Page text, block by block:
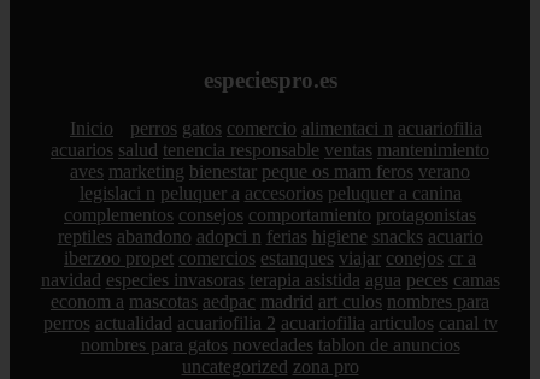
especiespro.es
Inicio perros gatos comercio alimentaci n acuariofilia
acuarios salud tenencia responsable ventas mantenimiento
aves marketing bienestar peque os mam feros verano
legislaci n peluquer a accesorios peluquer a canina
complementos consejos comportamiento protagonistas
reptiles abandono adopci n ferias higiene snacks acuario
iberzoo propet comercios estanques viajar conejos cr a
navidad especies invasoras terapia asistida agua peces camas
econom a mascotas aedpac madrid art culos nombres para
perros actualidad acuariofilia 2 acuariofilia articulos canal tv
nombres para gatos novedades tablon de anuncios
uncategorized zona pro